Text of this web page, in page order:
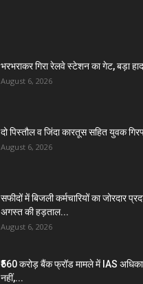
भरभराकर गिरा रेलवे स्टेशन का गेट, बड़ा
August 6, 2026
दो पिस्तौल व जिंदा कारतूस सहित युवक
August 6, 2026
सफीदों में बिजली कर्मचारियों का जोरदार
अगस्त की हड़ताल...
August 6, 2026
₹560 करोड़ बैंक फ्रॉड मामले में IAS
नहीं,...